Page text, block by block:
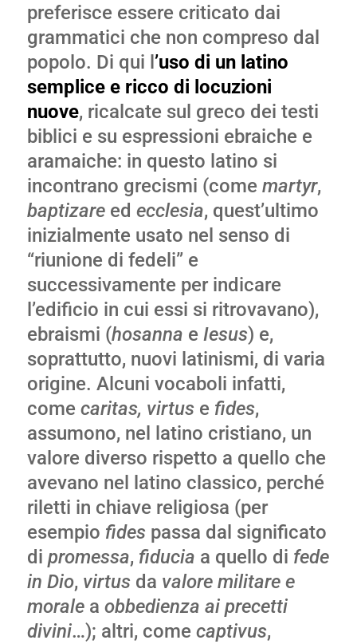
preferisce essere criticato dai
grammatici che non compreso dal
popolo. Di qui l ’uso di un latino
semplice e ricco di locuzioni
nuove, ricalcate sul greco dei testi
biblici e su espressioni ebraiche e
aramaiche: in questo latino si
incontrano grecismi (come martyr,
baptizareed ecclesia, quest’ultimo
inizialmente usato nel senso di
“riunione di fedeli” e
successivamente per indicare
l’edificio in cui essi si ritrovavano),
ebraismi (hosanna e Iesus) e,
soprattutto, nuovi latinismi, di varia
origine. Alcuni vocaboli infatti,
come caritas, virtuse fides,
assumono, nel latino cristiano, un
valore diverso rispetto a quello che
avevano nel latino classico, perché
riletti in chiave religiosa (per
esempio fidespassa dal significato
di promessa, fiducia a quello di fede
in Dio, virtusda valore militare e
moralea obbedienza ai precetti
divini…); altri, come captivus,